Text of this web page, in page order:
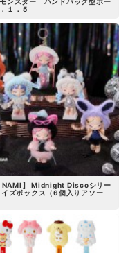
１．５
NAMI】 Midnight Discoシリー
イズボックス（6個入りアソー